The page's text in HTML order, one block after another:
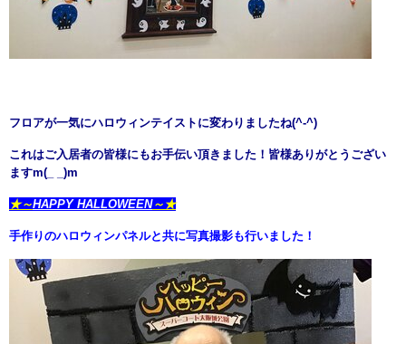
フロアが一気にハロウィンテイストに変わりましたね(^-^)
これはご入居者の皆様にもお手伝い頂きました！皆様ありがとうござい
ますm(_ _)m
★～HAPPY HALLOWEEN～★
手作りのハロウィンパネルと共に写真撮影も行いました！